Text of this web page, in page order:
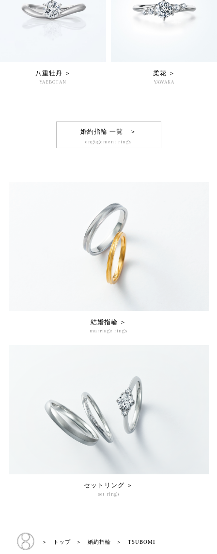
八重牡丹 ＞
YAEBOTAN
柔花 ＞
YAWAKA
婚約指輪 一覧 ＞
engagement rings
結婚指輪 ＞
marriage rings
セットリング ＞
set rings
＞ トップ ＞ 婚約指輪 ＞ TSUBOMI